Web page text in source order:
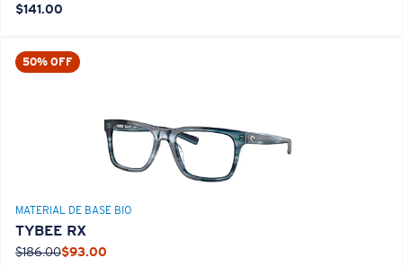
$141.00
50% OFF
MATERIAL DE BASE BIO
TYBEE RX
$186.00$93.00